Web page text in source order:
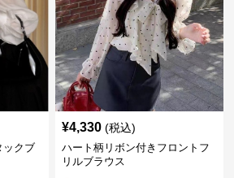
ックブ
¥4,330 (税込)
ハート柄リボン付きフロントフ
リルブラウス